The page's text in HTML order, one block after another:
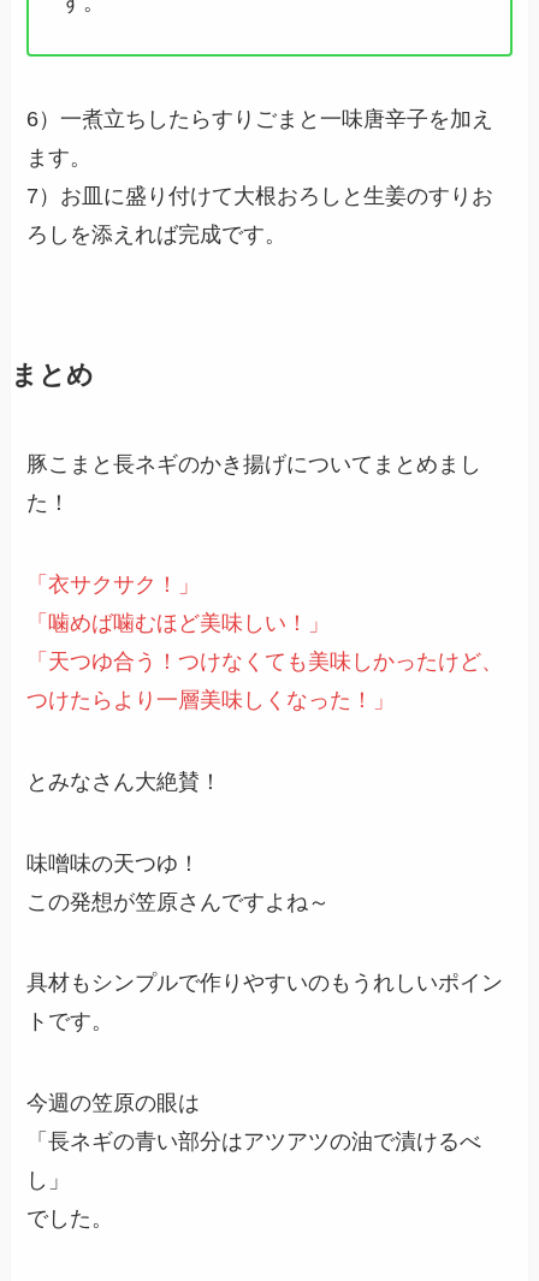
6）一煮立ちしたらすりごまと一味唐辛子を加え
ます。
7）お皿に盛り付けて大根おろしと生姜のすりお
ろしを添えれば完成です。
まとめ
豚こまと長ネギのかき揚げについてまとめまし
た！
「衣サクサク！」
「噛めば噛むほど美味しい！」
「天つゆ合う！つけなくても美味しかったけど、
つけたらより一層美味しくなった！」
とみなさん大絶賛！
味噌味の天つゆ！
この発想が笠原さんですよね～
具材もシンプルで作りやすいのもうれしいポイン
トです。
今週の笠原の眼は
「長ネギの青い部分はアツアツの油で漬けるべ
し」
でした。